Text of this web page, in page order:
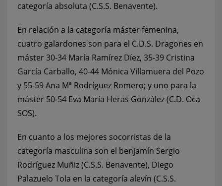
categoría absoluta (C.S.S. Benavente).
En relación a la categoría máster femenina,
cuatro galardones son para el C.D.S. Dragones en
máster 30-34 María Ramírez Díez, 35-39 Cristina
García Carballo, 40-44 Mónica Villamuera del Pozo
y 55-59 Ana Mª Rodríguez Romero; y uno para la
máster 50-54 Eva María Heras González (C.D. Oca
SOS).
En cuanto a los mejores socorristas de la
categoría masculina son el benjamín Sergio
Rodríguez Muñiz (C.S.S. Benavente), Diego
Palazuelo Tola en la categoría alevín (C.S.S.